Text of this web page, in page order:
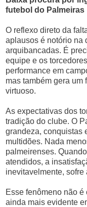
futebol do Palmeiras
O reflexo direto da
aplausos é notório na
arquibancadas. É
equipe e os
performance em
mas também gera
virtuoso.
As expectativas dos
tradição do clube. O
grandeza, conquistas
multidões. Nada
palmeirenses.
atendidos, a
inevitavelmente,
Esse fenômeno não
ainda mais evidente